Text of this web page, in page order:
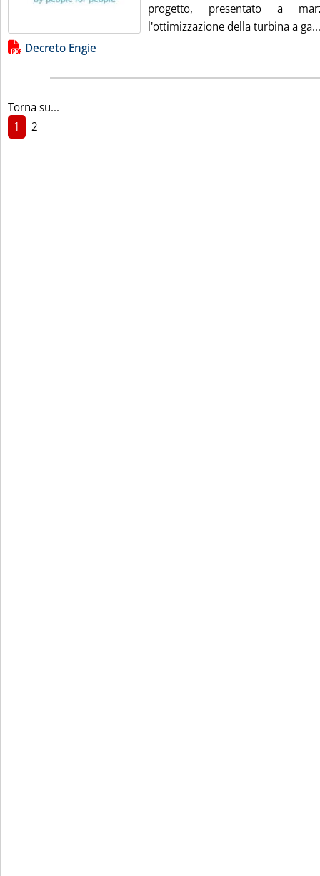
progetto, presentato a
l'ottimizzazione della turbina a ga...
Lista allegati PDF alla notizia
Decreto Engie
Torna su...
1
2